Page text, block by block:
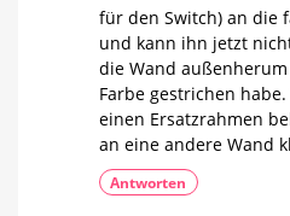
für den Switch) an die
und kann ihn jetzt
die Wand
Farbe gestrichen
einen Ersatzrahmen
an eine andere Wand
Antworten